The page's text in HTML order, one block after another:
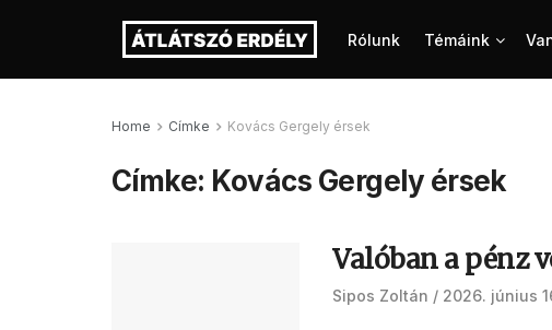
Rólunk Témáink
Home Címke Kovács Gergely érsek
Címke: Kovács Gergely érsek
Valóban a pénz
Sipos Zoltán 2026. június